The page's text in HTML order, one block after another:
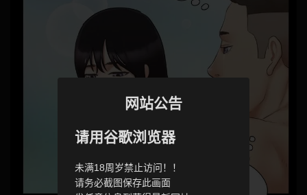
网站公告
请用谷歌浏览器
未满18周岁禁止访问！！
请务必截图保存此画面